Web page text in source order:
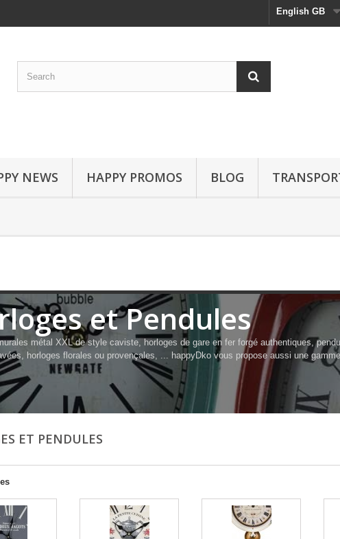
English GB
NEWS HAPPY PROMOS BLOG
et Pendules
métal XXL de style caviste, horloges de gare en fer forgé authentiques,
horloges florales ou provençales, ... happyDko vous propose aussi une
ET PENDULES